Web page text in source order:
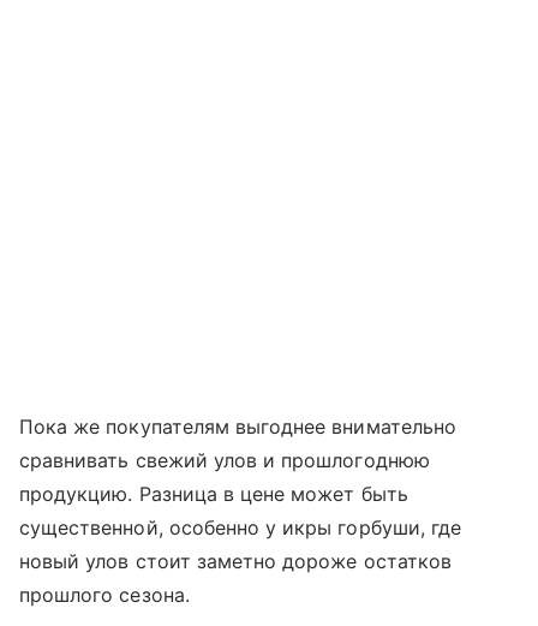
Пока же покупателям выгоднее внимательно
сравнивать свежий улов и прошлогоднюю
продукцию. Разница в цене может быть
существенной, особенно у икры горбуши, где
новый улов стоит заметно дороже остатков
прошлого сезона.